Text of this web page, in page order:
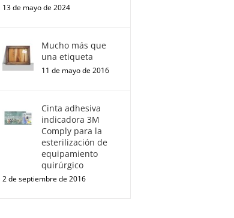
13 de mayo de 2024
Mucho más que
una etiqueta
11 de mayo de 2016
Cinta adhesiva
indicadora 3M
Comply para la
esterilización de
equipamiento
quirúrgico
2 de septiembre de 2016